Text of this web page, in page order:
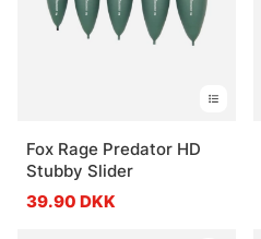
Fox Rage Predator HD
Stubby Slider
39.90 DKK